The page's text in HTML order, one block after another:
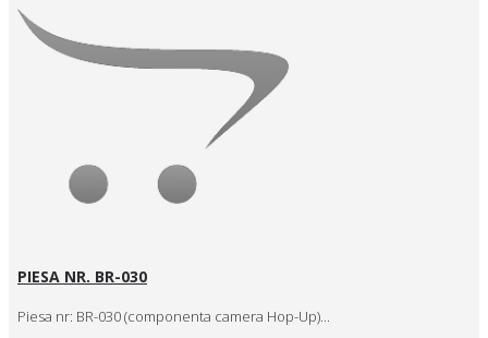
PIESA NR. BR-030
Piesa nr: BR-030 (componenta camera Hop-Up)...